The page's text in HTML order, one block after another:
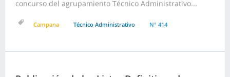
concurso del agrupamiento Técnico Administrativo...
Campana Técnico Administrativo N° 414